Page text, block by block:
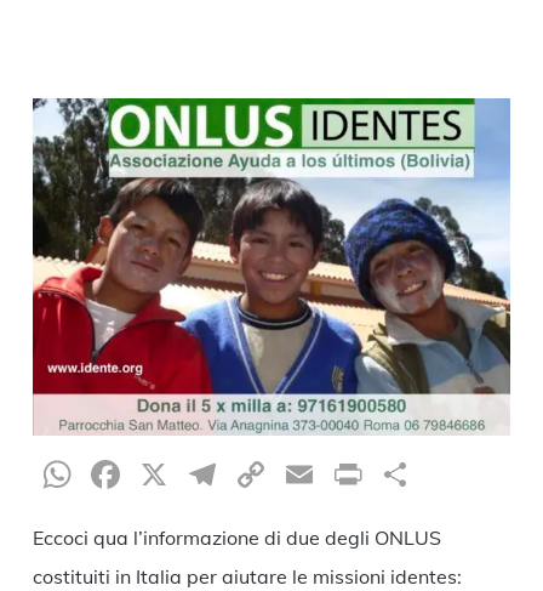
WhatsApp
Facebook
X Telegram
CopyEmailPrint
Eccoci qua l’informazione di due degli ONLUS
costituiti in Italia per aiutare le missioni identes: